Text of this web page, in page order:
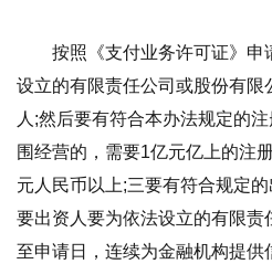
按照《支付业务许可证》申
设立的有限责任公司或股份有限
人;然后要有符合本办法规定的
围经营的，需要1亿元亿上的注
元人民币以上;三要有符合规定
要出资人要为依法设立的有限
至申请日，连续为金融机构提供